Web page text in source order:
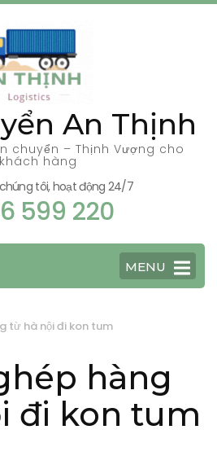
An Thịnh
chuyển – Thịnh Vượng cho
khách hàng
tôi, hoạt động 24/7
599 220
MENU
từ hà nội đi kon tum
hàng
đi kon tum